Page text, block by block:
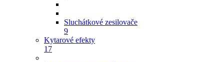
Sluchátkové zesilovače
9
Kytarové efekty
17